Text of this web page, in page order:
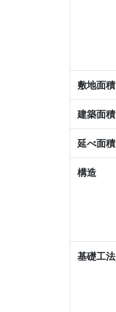
敷地面積
建築面積
延べ面積
構造
基礎工法